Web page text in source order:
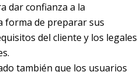
dar confianza a la
forma de preparar sus
del cliente y los legales
también que los usuarios